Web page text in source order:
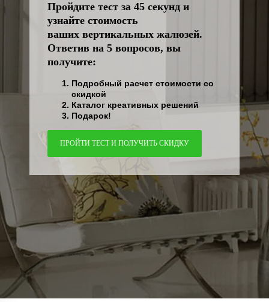
Пройдите тест за 45 секунд и
узнайте стоимость
ваших вертикальных жалюзей.
Ответив на 5 вопросов, вы
получите:
Подробный расчет стоимости со
скидкой
Каталог креативных решений
Подарок!
ПРОЙТИ ТЕСТ И ПОЛУЧИТЬ СКИДКУ